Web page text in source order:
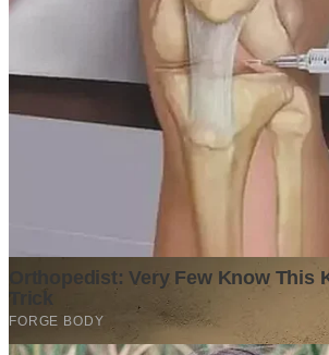
Berita Terpopuler
Surat Somasi Penyerobotan Tanah
Dengan Penjelasannya!
Tech·2 years ago